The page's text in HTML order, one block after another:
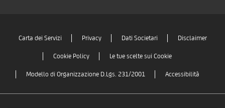
Carta dei Servizi Privacy Dati Societari Disclaimer
Cookie Policy Le tue scelte sui Cookie
Modello di Organizzazione D.Lgs. 231/2001 Accessibilità